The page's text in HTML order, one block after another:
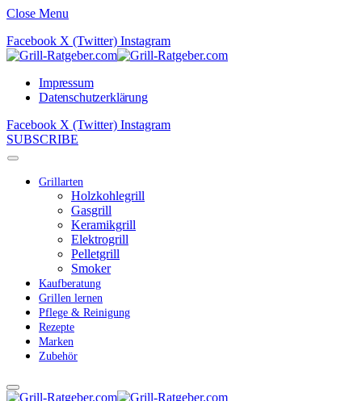
Close Menu
Facebook X (Twitter) Instagram
Impressum
Datenschutzerklärung
Facebook X (Twitter) Instagram
SUBSCRIBE
Grillarten
Holzkohlegrill
Gasgrill
Keramikgrill
Elektrogrill
Pelletgrill
Smoker
Kaufberatung
Grillen lernen
Pflege & Reinigung
Rezepte
Marken
Zubehör